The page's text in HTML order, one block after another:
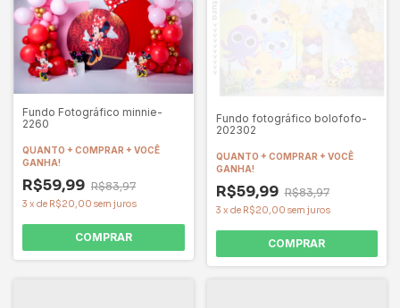
Fundo Fotográfico minnie-
2260
QUANTO + COMPRAR + VOCÊ
GANHA!
R$59,99 R$83,97
3 x de R$20,00 sem juros
COMPRAR
Fundo fotográfico bolofofo-
202302
QUANTO + COMPRAR + VOCÊ
GANHA!
R$59,99 R$83,97
3 x de R$20,00 sem juros
COMPRAR